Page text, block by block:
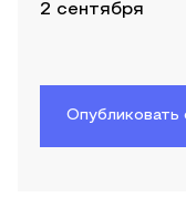
2 сентября
Опубликовать